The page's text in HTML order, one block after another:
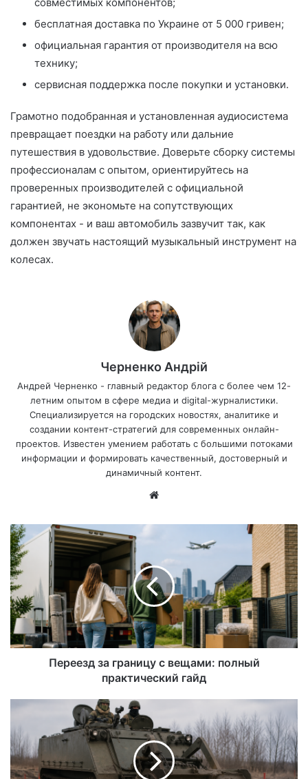
совместимых компонентов;
бесплатная доставка по Украине от 5 000 гривен;
официальная гарантия от производителя на всю
технику;
сервисная поддержка после покупки и установки.
Грамотно подобранная и установленная аудиосистема
превращает поездки на работу или дальние
путешествия в удовольствие. Доверьте сборку системы
профессионалам с опытом, ориентируйтесь на
проверенных производителей с официальной
гарантией, не экономьте на сопутствующих
компонентах - и ваш автомобиль зазвучит так, как
должен звучать настоящий музыкальный инструмент на
колесах.
Черненко Андрій
Андрей Черненко - главный редактор блога с более чем 12-
летним опытом в сфере медиа и digital-журналистики.
Специализируется на городских новостях, аналитике и
создании контент-стратегий для современных онлайн-
проектов. Известен умением работать с большими потоками
информации и формировать качественный, достоверный и
динамичный контент.
Переезд за границу с вещами: полный
практический гайд